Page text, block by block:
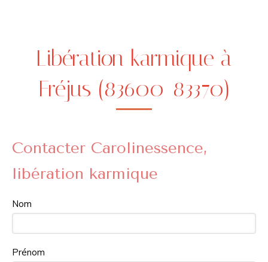
Libération karmique à
Fréjus (83600-83370)
Contacter Carolinessence,
libération karmique
Nom
Prénom